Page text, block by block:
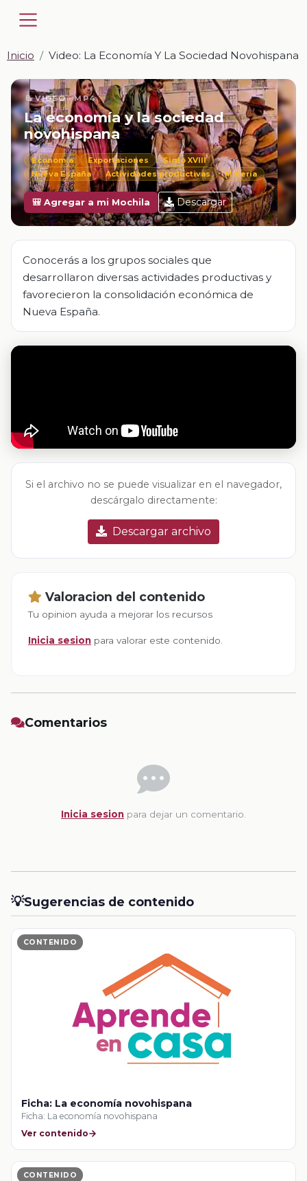
Inicio Video: La Economía Y La Sociedad Novohispana
📎 VIDEO · MP4
La economía y la sociedad
novohispana
Economía Exportaciones
Siglo XVIII
Nueva España
Actividades productivas Minería
🎒 Agregar a mi Mochila Descargar
Conocerás a los grupos sociales que
desarrollaron diversas actividades productivas y
favorecieron la consolidación económica de
Nueva España.
Si el archivo no se puede visualizar en el navegador,
descárgalo directamente:
Descargar archivo
Valoracion del contenido
Tu opinion ayuda a mejorar los recursos
Inicia sesion para valorar este contenido.
Comentarios
Inicia sesion para dejar un comentario.
💡Sugerencias de contenido
CONTENIDO
Ficha: La economía novohispana
Ficha: La economía novohispana
Ver contenido
CONTENIDO